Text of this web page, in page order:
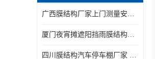
膜结构停景观棚 广西膜结构厂家上门测量安装发货，厂家发货没有差价
厦门夜宵摊遮阳挡雨膜结构雨棚设计 上门测量 款式多
四川膜结构汽车停车棚厂家 款式多 提供报价